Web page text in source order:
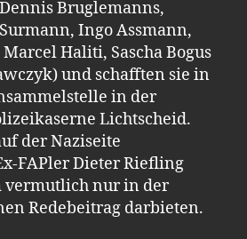
Bruglemanns,
Ingo Assmann,
Haliti, Sascha Bogus
und schafften sie in
in der
Lichtscheid.
der Naziseite
FAPler Dieter Riefling
vermutlich nur in der
Redebeitrag darbieten.